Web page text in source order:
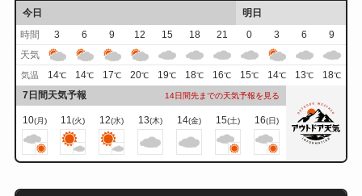
今日
明日
時間
3 6 9 12 15 18 21 0 3 6
9
天気
気温 14℃ 14℃ 17℃ 20℃ 19℃ 18℃ 16℃ 15℃ 14℃ 13℃ 18℃
7日間天気予報 14日間先までの天気予報を見る
10(月) 11(火) 12(水) 13(木) 14(金) 15(土) 16(日)